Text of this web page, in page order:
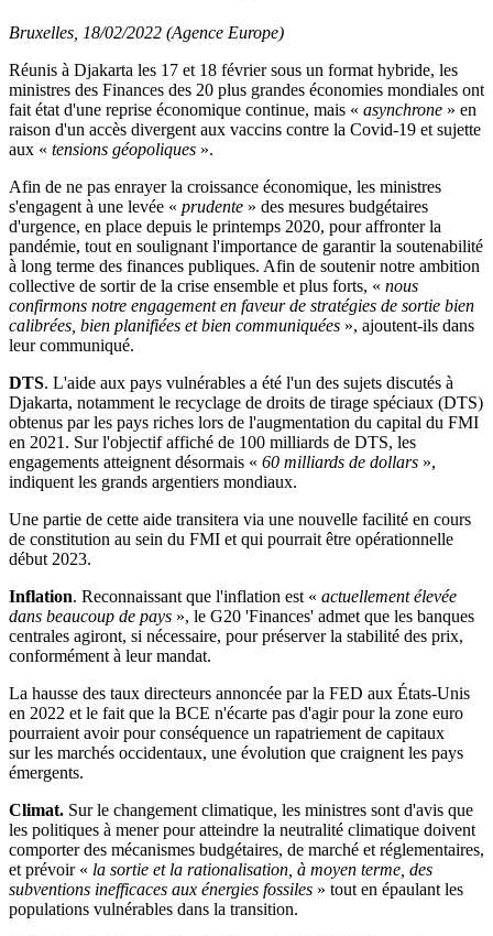
Bruxelles, 18/02/2022 (Agence Europe)
Réunis à Djakarta les 17 et 18 février sous un format hybride, les
ministres des Finances des 20 plus grandes économies mondiales ont
fait état d'une reprise économique continue, mais « asynchrone » en
raison d'un accès divergent aux vaccins contre la Covid-19 et sujette
aux « tensions géopoliques ».
Afin de ne pas enrayer la croissance économique, les ministres
s'engagent à une levée « prudente » des mesures budgétaires
d'urgence, en place depuis le printemps 2020, pour affronter la
pandémie, tout en soulignant l'importance de garantir la soutenabilité
à long terme des finances publiques. Afin de soutenir notre ambition
collective de sortir de la crise ensemble et plus forts, « nous
confirmons notre engagement en faveur de stratégies de sortie bien
calibrées, bien planifiées et bien communiquées », ajoutent-ils dans
leur communiqué.
DTS. L'aide aux pays vulnérables a été l'un des sujets discutés à
Djakarta, notamment le recyclage de droits de tirage spéciaux (DTS)
obtenus par les pays riches lors de l'augmentation du capital du FMI
en 2021. Sur l'objectif affiché de 100 milliards de DTS, les
engagements atteignent désormais « 60 milliards de dollars »,
indiquent les grands argentiers mondiaux.
Une partie de cette aide transitera via une nouvelle facilité en cours
de constitution au sein du FMI et qui pourrait être opérationnelle
début 2023.
Inflation. Reconnaissant que l'inflation est « actuellement élevée
dans beaucoup de pays », le G20 'Finances' admet que les banques
centrales agiront, si nécessaire, pour préserver la stabilité des prix,
conformément à leur mandat.
La hausse des taux directeurs annoncée par la FED aux États-Unis
en 2022 et le fait que la BCE n'écarte pas d'agir pour la zone euro
pourraient avoir pour conséquence un rapatriement de capitaux
sur les marchés occidentaux, une évolution que craignent les pays
émergents.
Climat. Sur le changement climatique, les ministres sont d'avis que
les politiques à mener pour atteindre la neutralité climatique doivent
comporter des mécanismes budgétaires, de marché et réglementaires,
et prévoir « la sortie et la rationalisation, à moyen terme, des
subventions inefficaces aux énergies fossiles » tout en épaulant les
populations vulnérables dans la transition.